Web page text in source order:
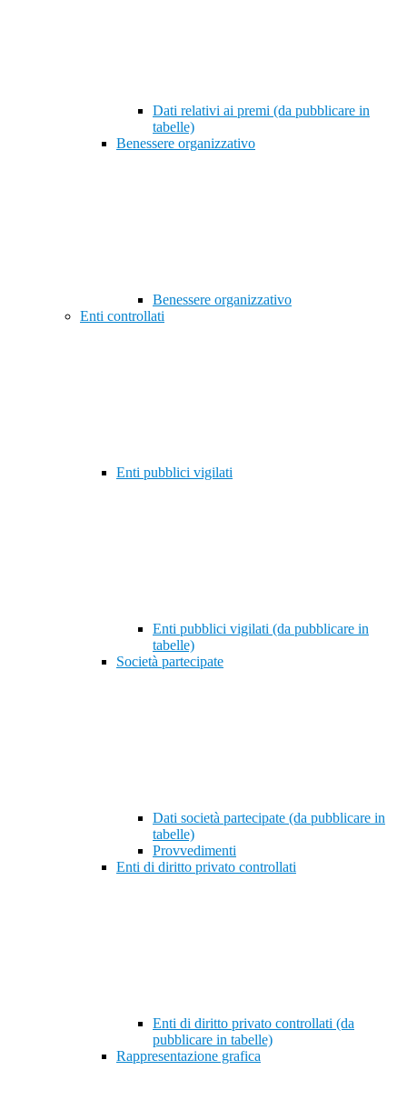
Dati relativi ai premi (da pubblicare in
tabelle)
Benessere organizzativo
Benessere organizzativo
Enti controllati
Enti pubblici vigilati
Enti pubblici vigilati (da pubblicare in
tabelle)
Società partecipate
Dati società partecipate (da pubblicare in
tabelle)
Provvedimenti
Enti di diritto privato controllati
Enti di diritto privato controllati (da
pubblicare in tabelle)
Rappresentazione grafica